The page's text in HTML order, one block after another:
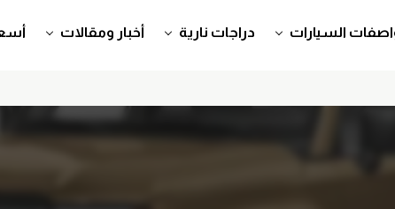
السيارات دراجات نارية أخبار ومقالات